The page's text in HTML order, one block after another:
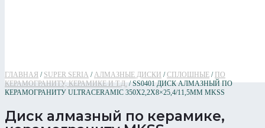
ГЛАВНАЯ / SUPER SERIA / АЛМАЗНЫЕ ДИСКИ /СПЛОШНЫЕ / ПО
КЕРАМОГРАНИТУ, КЕРАМИКЕ И Т.Д. / SS0401 ДИСК АЛМАЗНЫЙ ПО
КЕРАМОГРАНИТУ ULTRACERAMIC 350Х2,2Х8×25,4/11,5ММ MKSS
Диск алмазный по керамике,